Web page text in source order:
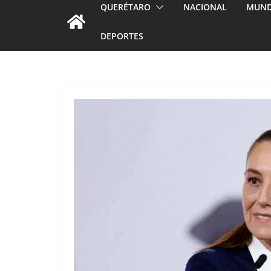
QUERÉTARO NACIONAL
DEPORTES